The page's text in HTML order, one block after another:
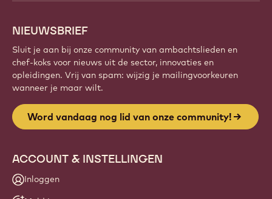
NIEUWSBRIEF
Sluit je aan bij onze community van ambachtslieden en
chef-koks voor nieuws uit de sector, innovaties en
opleidingen. Vrij van spam: wijzig je mailingvoorkeuren
wanneer je maar wilt.
Word vandaag nog lid van onze community!
ACCOUNT & INSTELLINGEN
Inloggen